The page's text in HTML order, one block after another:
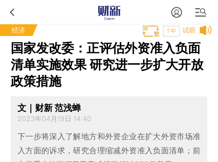
经济 试听
T中
国家发改委：正评估外资准入负面
清单实施效果 研究进一步扩大开放
政策措施
文｜财新 范浅蝉
2023年04月19日 14:40
下一步将深入了解地方和外资企业在扩大外资市场准
入方面的诉求，研究合理缩减外资准入负面清单；前